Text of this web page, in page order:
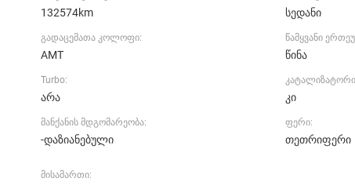
132574km სედანი
გადაცემათა კოლოფი:
AMT
წამყვანი
წინა
Turbo:
არა კი
მანქანის მდგომარეობა:
-დაზიანებული
ფერი:
თეთრიფერი
მისამართი: